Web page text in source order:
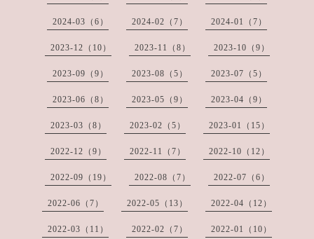
2024-03（6） 2024-02（7） 2024-01（7）
2023-12（10） 2023-11（8） 2023-10（9）
2023-09（9） 2023-08（5） 2023-07（5）
2023-06（8） 2023-05（9） 2023-04（9）
2023-03（8） 2023-02（5） 2023-01（15）
2022-12（9） 2022-11（7） 2022-10（12）
2022-09（19） 2022-08（7） 2022-07（6）
2022-06（7） 2022-05（13） 2022-04（12）
2022-03（11） 2022-02（7） 2022-01（10）